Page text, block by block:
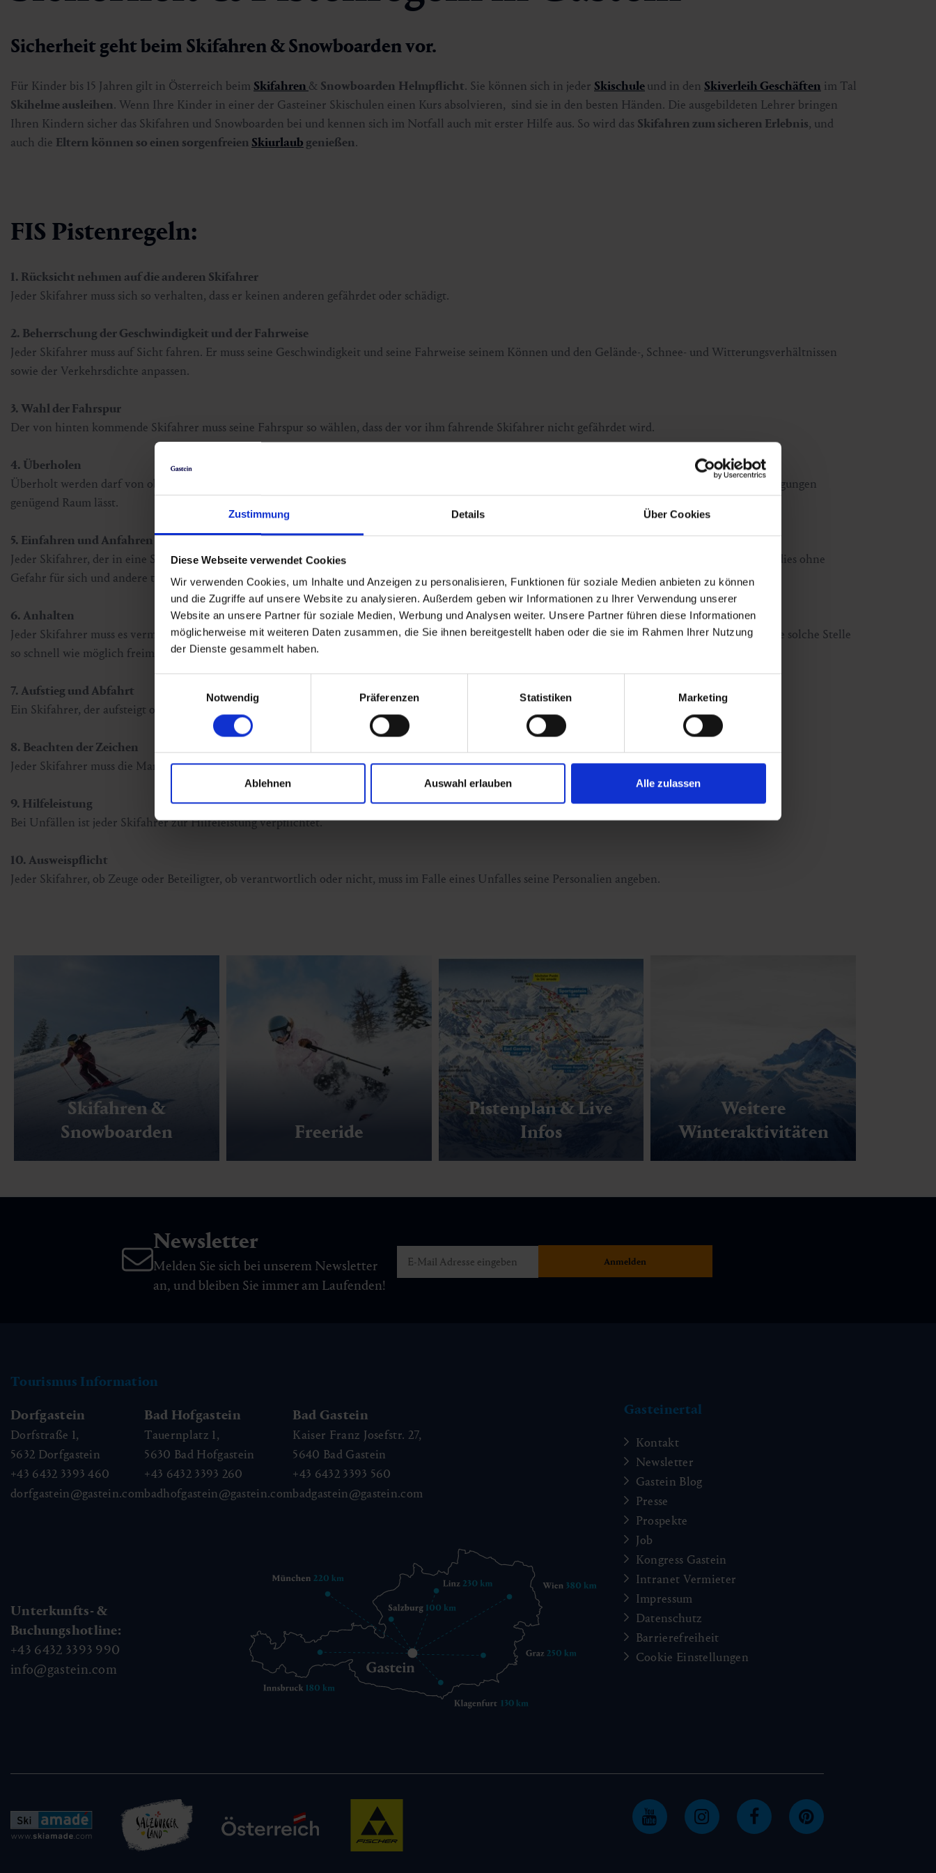
Zustimmung Details Über Cookies
Diese Webseite verwendet Cookies
Wir verwenden Cookies, um Inhalte und Anzeigen zu personalisieren, Funktionen für soziale Medien anbieten zu können
und die Zugriffe auf unsere Website zu analysieren. Außerdem geben wir Informationen zu Ihrer Verwendung unserer
Website an unsere Partner für soziale Medien, Werbung und Analysen weiter. Unsere Partner führen diese Informationen
möglicherweise mit weiteren Daten zusammen, die Sie ihnen bereitgestellt haben oder die sie im Rahmen Ihrer Nutzung
der Dienste gesammelt haben.
Notwendig
Präferenzen Statistiken Marketing
Ablehnen Auswahl erlauben Alle zulassen
Sicherheit geht beim Skifahren & Snowboarden vor.
Für Kinder bis 15 Jahren gilt in Österreich beim Skifahren & Snowboarden Helmpflicht. Sie können sich in jeder Skischuleund in den Skiverleih Geschäften im Tal
Skihelme ausleihen. Wenn Ihre Kinder in einer der Gasteiner Skischulen einen Kurs absolvieren, sind sie in den besten Händen. Die ausgebildeten Lehrer bringen
Ihren Kindern sicher das Skifahren und Snowboarden bei und kennen sich im Notfall auch mit erster Hilfe aus. So wird das Skifahren zum sicheren Erlebnis, und
auch die Eltern können so einen sorgenfreien Skiurlaub genießen.
FIS Pistenregeln:
1. Rücksicht nehmen auf die anderen Skifahrer
Jeder Skifahrer muss sich so verhalten, dass er keinen anderen gefährdet oder schädigt.
2. Beherrschung der Geschwindigkeit und der Fahrweise
Jeder Skifahrer muss auf Sicht fahren. Er muss seine Geschwindigkeit und seine Fahrweise seinem Können und den Gelände-, Schnee- und Witterungsverhältnissen
sowie der Verkehrsdichte anpassen.
3. Wahl der Fahrspur
Der von hinten kommende Skifahrer muss seine Fahrspur so wählen, dass der vor ihm fahrende Skifahrer nicht gefährdet wird.
4. Überholen
Überholt werden darf von oben oder unten, von rechts oder links, aber immer nur mit einem Abstand, der dem überholten Skifahrer für alle seine Bewegungen
genügend Raum lässt.
5. Einfahren und Anfahren
Jeder Skifahrer, der in eine Skiabfahrt eingefahren ist oder nach einem Halt wieder anfahren will, muss sich nach oben und unten vergewissern, dass er dies ohne
Gefahr für sich und andere tun kann.
6. Anhalten
Jeder Skifahrer muss es vermeiden, sich ohne Not an engen oder unübersichtlichen Stellen einer Abfahrt aufzuhalten. Ein gestürzter Skifahrer muss eine solche Stelle
so schnell wie möglich freimachen.
7. Aufstieg und Abfahrt
Ein Skifahrer, der aufsteigt oder zu Fuß absteigt, muss den Rand der Abfahrt benutzen.
8. Beachten der Zeichen
Jeder Skifahrer muss die Markierung und die Signalisation beachten.
9. Hilfeleistung
Bei Unfällen ist jeder Skifahrer zur Hilfeleistung verpflichtet.
10. Ausweispflicht
Jeder Skifahrer, ob Zeuge oder Beteiligter, ob verantwortlich oder nicht, muss im Falle eines Unfalles seine Personalien angeben.
Skifahren &
Snowboarden
Freeride
Pistenplan & Live
Infos
Weitere
Winteraktivitäten
Newsletter
Melden Sie sich bei unserem Newsletter
an, und bleiben Sie immer am Laufenden!
Tourismus Information
Dorfgastein
Dorfstraße 1,
5632 Dorfgastein
+43 6432 3393 460
dorfgastein@gastein.com
Bad Hofgastein
Tauernplatz 1,
5630 Bad Hofgastein
+43 6432 3393 260
badhofgastein@gastein.com
Bad Gastein
Kaiser Franz Josefstr. 27,
5640 Bad Gastein
+43 6432 3393 560
badgastein@gastein.com
Unterkunfts- &
Buchungshotline:
+43 6432 3393 990
info@gastein.com
Gasteinertal
Kontakt
Newsletter
Gastein Blog
Presse
Prospekte
Job
Kongress Gastein
Intranet Vermieter
Impressum
Datenschutz
Barrierefreiheit
Cookie Einstellungen